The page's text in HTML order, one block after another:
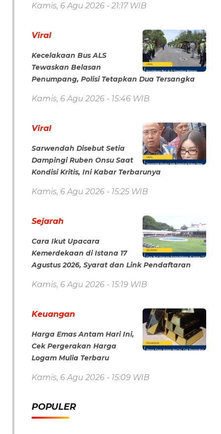
Kamis, 6 Agu 2026 - 21:17 WIB
Viral
Kecelakaan Bus ALS
Tewaskan Belasan
Penumpang, Polisi Tetapkan Dua Tersangka
Kamis, 6 Agu 2026 - 15:46 WIB
Viral
Sarwendah Disebut Setia
Dampingi Ruben Onsu Saat
Kondisi Kritis, Ini Kabar Terbarunya
Kamis, 6 Agu 2026 - 15:25 WIB
Sejarah
Cara Ikut Upacara
Kemerdekaan di Istana 17
Agustus 2026, Syarat dan Link Pendaftaran
Kamis, 6 Agu 2026 - 15:19 WIB
Keuangan
Harga Emas Antam Hari Ini,
Cek Pergerakan Harga
Logam Mulia Terbaru
Kamis, 6 Agu 2026 - 15:09 WIB
POPULER